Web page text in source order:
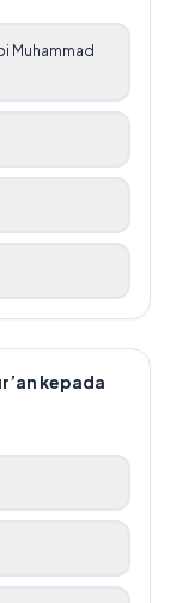
Muhammad
kepada